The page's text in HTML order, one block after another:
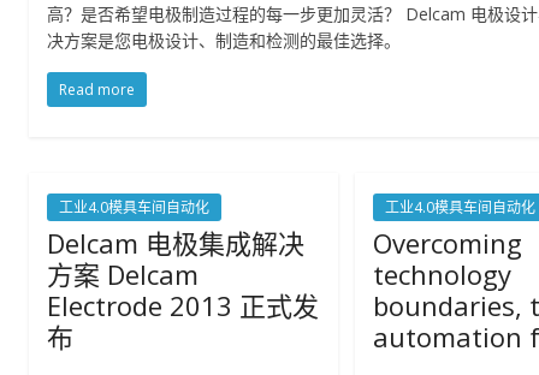
高？是否希望电极制造过程的每一步更加灵活？ Delcam 电极设
决方案是您电极设计、制造和检测的最佳选择。
Read more
工业4.0模具车间自动化
Delcam 电极集成解决
方案 Delcam
Electrode 2013 正式发
布
工业4.0模具车间自动化
Overcoming
technology
boundaries,
automation